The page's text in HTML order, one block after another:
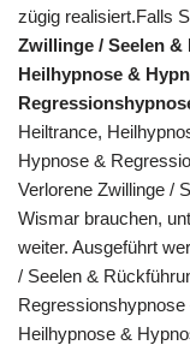
zügig realisiert.Falls
Zwillinge / Seelen
Heilhypnose &
Heiltrance,
Hypnose &
Verlorene Zwillinge /
Wismar brauchen,
weiter. Ausgeführt
/ Seelen &
Heilhypnose &